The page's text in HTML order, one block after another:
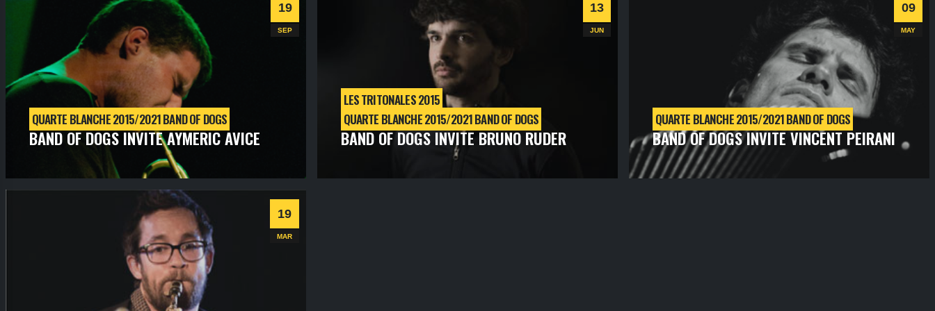
Informations Billetterie Informations Billetterie
19
SEP
QUARTE BLANCHE 2015/2021 BAND OF DOGS
BAND OF DOGS INVITE AYMERIC AVICE
2015- 21h00 - SALLE 1
Billetterie
13
JUN
LES TRITONALES 2015
QUARTE BLANCHE 2015/2021 BAND OF DOGS
BAND OF DOGS INVITE BRUNO RUDER
09
MAY
QUARTE BLANCHE 2015/2021 BAND OF DOGS
BAND OF DOGS INVITE VINCENT PEIRANI
samedi9mai2015- 21h00
19
MAR